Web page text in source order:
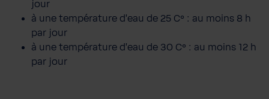
jour
à une température d'eau de 25 C° : au moins 8 h
par jour
à une température d'eau de 30 C° : au moins 12 h
par jour